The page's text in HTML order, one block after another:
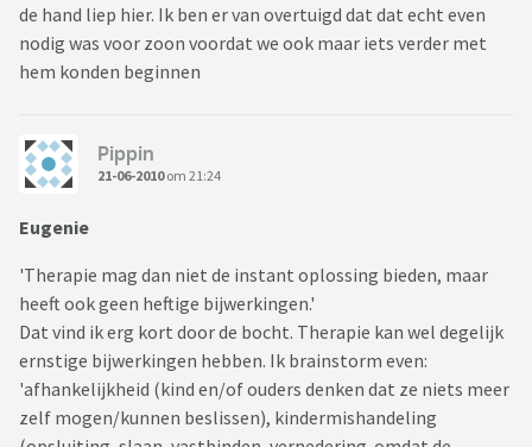
de hand liep hier. Ik ben er van overtuigd dat dat echt even
nodig was voor zoon voordat we ook maar iets verder met
hem konden beginnen
Pippin
21-06-2010om 21:24
Eugenie
'Therapie mag dan niet de instant oplossing bieden, maar
heeft ook geen heftige bijwerkingen.'
Dat vind ik erg kort door de bocht. Therapie kan wel degelijk
ernstige bijwerkingen hebben. Ik brainstorm even:
'afhankelijkheid (kind en/of ouders denken dat ze niets meer
zelf mogen/kunnen beslissen), kindermishandeling